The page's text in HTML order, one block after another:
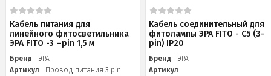
Кабель питания для
линейного фитосветильника
ЭРА FITO -3 –pin 1,5 м
Бренд
ЭРА
Артикул
Провод питания 3 pin
Кабель соединительный для
фитолампы ЭРА FITO - C5 (3-
pin) IP20
Бренд
ЭРА
Артикул